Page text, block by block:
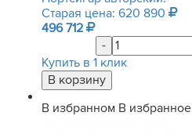
Старая цена: 620 890
496 712
-
Купить в 1 клик
В избранном В избранное